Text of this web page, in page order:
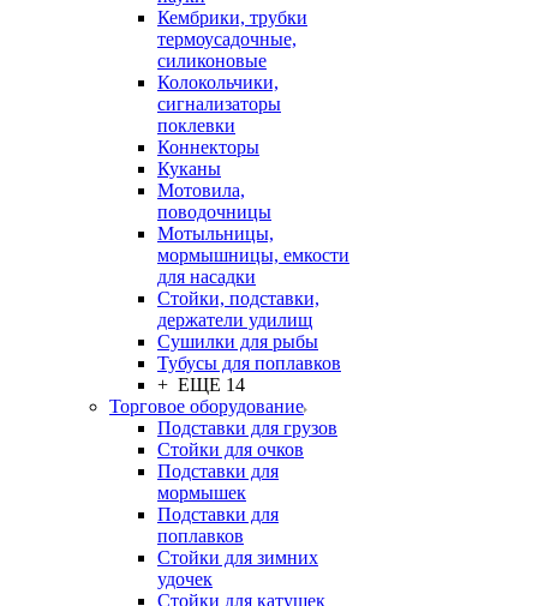
Кембрики, трубки
термоусадочные,
силиконовые
Колокольчики,
сигнализаторы
поклевки
Коннекторы
Куканы
Мотовила,
поводочницы
Мотыльницы,
мормышницы, емкости
для насадки
Стойки, подставки,
держатели удилищ
Сушилки для рыбы
Тубусы для поплавков
+ ЕЩЕ 14
Торговое оборудование
Подставки для грузов
Стойки для очков
Подставки для
мормышек
Подставки для
поплавков
Стойки для зимних
удочек
Стойки для катушек